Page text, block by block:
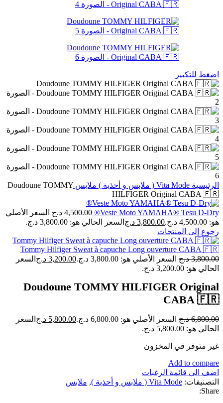
اضغط للتكبير
الرئيسية Vita Mode ( ملابس و أحذية ) ملابس Doudoune TOMMY
HILFIGER Original CABA 🇫🇷
Veste Moto YAMAHA® Tesu D-Dry®
4,500.00 د.ج السعر الأصلي
هو: 4,500.00 د.ج.
3,800.00 د.ج السعر الحالي هو: 3,800.00 د.ج.
رجوع إلى المنتجات
Tommy Hilfiger Sweat à capuche Long ouverture CABA 🇫🇷
3,800.00 د.ج السعر الأصلي هو: 3,800.00 د.ج. 3,200.00 د.ج السعر
الحالي هو: 3,200.00 د.ج.
Doudoune TOMMY HILFIGER Original
CABA 🇫🇷
6,800.00 د.ج السعر الأصلي هو: 6,800.00 د.ج. 5,800.00 د.ج السعر
الحالي هو: 5,800.00 د.ج.
غير متوفر في المخزون
Add to compare
اضف الى قائمة الرغبات
التصنيفات: Vita Mode ( ملابس و أحذية ) , ملابس
Share: